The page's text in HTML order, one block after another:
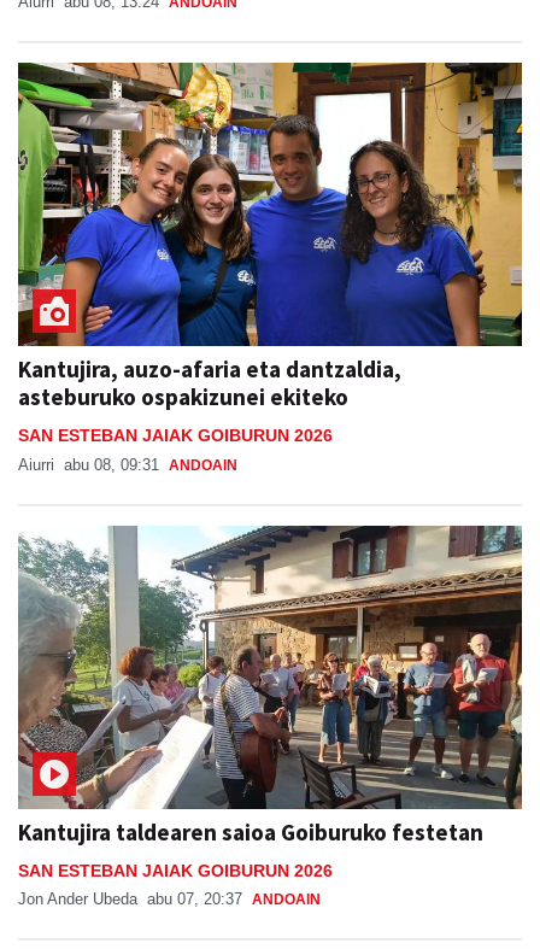
Kantujira, auzo-afaria eta dantzaldia,
asteburuko ospakizunei ekiteko
SAN ESTEBAN JAIAK GOIBURUN 2026
Aiurri abu 08, 09:31 ANDOAIN
Kantujira taldearen saioa Goiburuko festetan
SAN ESTEBAN JAIAK GOIBURUN 2026
Jon Ander Ubeda abu 07, 20:37 ANDOAIN